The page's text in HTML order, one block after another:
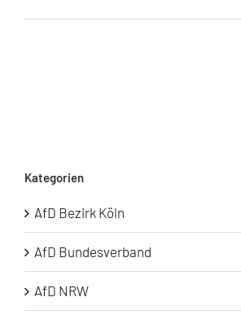
Kategorien
AfD Bezirk Köln
AfD Bundesverband
AfD NRW